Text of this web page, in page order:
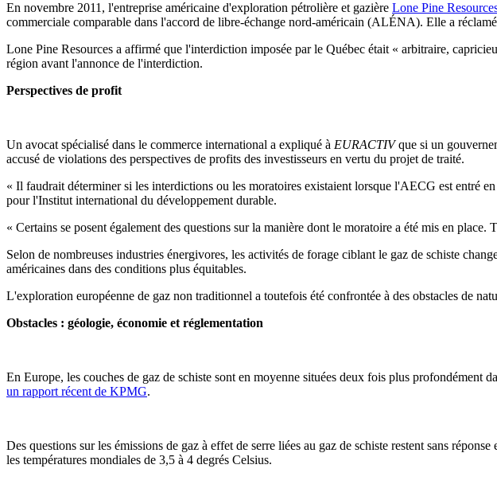
En novembre 2011, l'entreprise américaine d'exploration pétrolière et gazière Lone Pine
commerciale comparable dans l'accord de libre-échange nord-américain (ALÉNA). Elle a
Lone Pine Resources a affirmé que l'interdiction imposée par le Québec était « arbitraire,
région avant l'annonce de l'interdiction.
Perspectives de profit
Un avocat spécialisé dans le commerce international a expliqué à EURACTIVque si un
accusé de violations des perspectives de profits des investisseurs en vertu du projet de traité.
« Il faudrait déterminer si les interdictions ou les moratoires existaient lorsque l'AECG est entré
pour l'Institut international du développement durable.
« Certains se posent également des questions sur la manière dont le moratoire a été mis en place.
Selon de nombreuses industries énergivores, les activités de forage ciblant le gaz de schiste
américaines dans des conditions plus équitables.
L'exploration européenne de gaz non traditionnel a toutefois été confrontée à des obstacles de
Obstacles : géologie, économie et réglementation
En Europe, les couches de gaz de schiste sont en moyenne situées deux fois plus
un rapport récent de KPMG.
Des questions sur les émissions de gaz à effet de serre liées au gaz de schiste restent sans réponse
les températures mondiales de 3,5 à 4 degrés Celsius.